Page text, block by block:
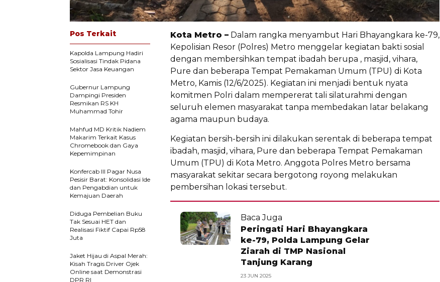
Kota Metro – Dalam rangka menyambut Hari Bhayangkara ke-79,
Kepolisian Resor (Polres) Metro menggelar kegiatan bakti sosial
dengan membersihkan tempat ibadah berupa , masjid, vihara,
Pure dan beberapa Tempat Pemakaman Umum (TPU) di Kota
Metro, Kamis (12/6/2025). Kegiatan ini menjadi bentuk nyata
komitmen Polri dalam mempererat tali silaturahmi dengan
seluruh elemen masyarakat tanpa membedakan latar belakang
agama maupun budaya.
Kegiatan bersih-bersih ini dilakukan serentak di beberapa tempat
ibadah, masjid, vihara, Pure dan beberapa Tempat Pemakaman
Umum (TPU) di Kota Metro. Anggota Polres Metro bersama
masyarakat sekitar secara bergotong royong melakukan
pembersihan lokasi tersebut.
Baca Juga
Peringati Hari Bhayangkara
ke-79, Polda Lampung Gelar
Ziarah di TMP Nasional
Tanjung Karang
23 JUN 2025
Pos Terkait
Kapolda Lampung Hadiri
Sosialisasi Tindak Pidana
Sektor Jasa Keuangan
Gubernur Lampung
Dampingi Presiden
Resmikan RS KH
Muhammad Tohir
Mahfud MD Kritik Nadiem
Makarim Terkait Kasus
Chromebook dan Gaya
Kepemimpinan
Konfercab III Pagar Nusa
Pesisir Barat: Konsolidasi Ide
dan Pengabdian untuk
Kemajuan Daerah
Diduga Pembelian Buku
Tak Sesuai HET dan
Realisasi Fiktif Capai Rp58
Juta
Jaket Hijau di Aspal Merah:
Kisah Tragis Driver Ojek
Online saat Demonstrasi
DPR RI